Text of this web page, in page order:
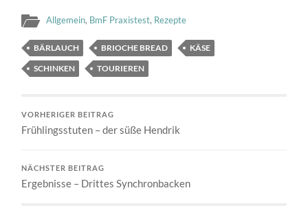
Allgemein, BmF Praxistest, Rezepte
BÄRLAUCH BRIOCHE BREAD
KÄSE
SCHINKEN
TOURIEREN
VORHERIGER BEITRAG
Frühlingsstuten – der süße Hendrik
NÄCHSTER BEITRAG
Ergebnisse – Drittes Synchronbacken